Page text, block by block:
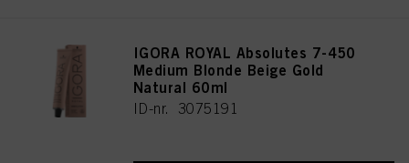
IGORA ROYAL Absolutes 7-450
Medium Blonde Beige Gold
Natural 60ml
ID-nr. 3075191